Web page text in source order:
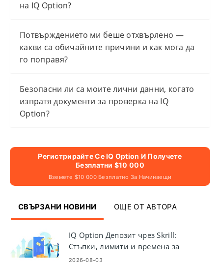
на IQ Option?
Потвърждението ми беше отхвърлено —
какви са обичайните причини и как мога да
го поправя?
Безопасни ли са моите лични данни, когато
изпратя документи за проверка на IQ
Option?
Регистрирайте Се IQ Option И Получете
Безплатни $10 000
Вземете $10 000 Безплатно За Начинаещи
СВЪРЗАНИ НОВИНИ ОЩЕ ОТ АВТОРА
IQ Option Депозит чрез Skrill:
Стъпки, лимити и времена за
обработка
2026-08-03